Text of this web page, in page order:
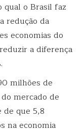
qual o Brasil faz
redução da
economias do
a diferença
milhões de
mercado de
de que 5,8
na economia